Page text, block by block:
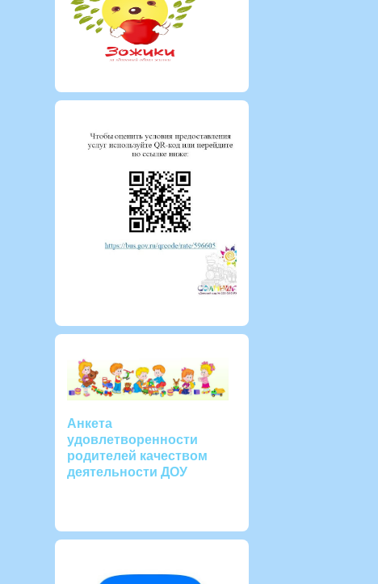
Анкета
удовлетворенности
родителей качеством
деятельности ДОУ